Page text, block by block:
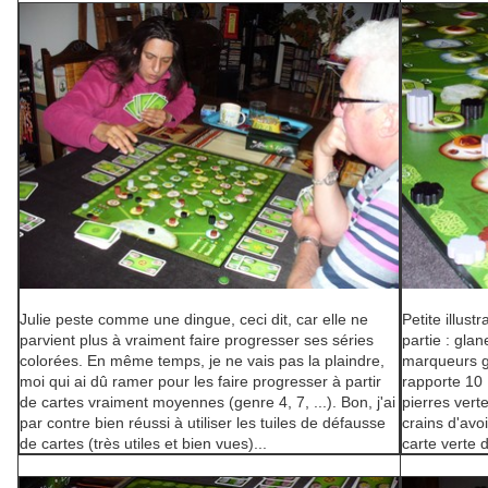
Julie peste comme une dingue, ceci dit, car elle ne
parvient plus à vraiment faire progresser ses séries
colorées. En même temps, je ne vais pas la plaindre,
moi qui ai dû ramer pour les faire progresser à partir
de cartes vraiment moyennes (genre 4, 7, ...). Bon, j'ai
par contre bien réussi à utiliser les tuiles de défausse
de cartes (très utiles et bien vues)...
Petite
partie :
marqueurs
rapporte 10
pierres
crains
carte verte